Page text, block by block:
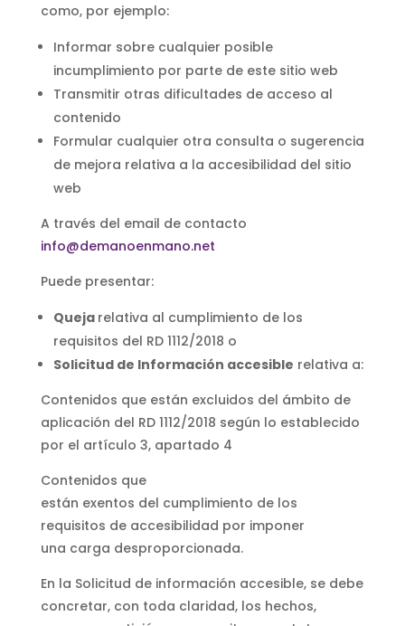
como, por ejemplo:
Informar sobre cualquier posible
incumplimiento por parte de este sitio web
Transmitir otras dificultades de acceso al
contenido
Formular cualquier otra consulta o sugerencia
de mejora relativa a la accesibilidad del sitio
web
A través del email de contacto
info@demanoenmano.net
Puede presentar:
Queja relativa al cumplimiento de los
requisitos del RD 1112/2018 o
Solicitud de Información accesible relativa a:
Contenidos que están excluidos del ámbito de
aplicación del RD 1112/2018 según lo establecido
por el artículo 3, apartado 4
Contenidos que
están exentos del cumplimiento de los
requisitos de accesibilidad por imponer
una carga desproporcionada.
En la Solicitud de información accesible, se debe
concretar, con toda claridad, los hechos,